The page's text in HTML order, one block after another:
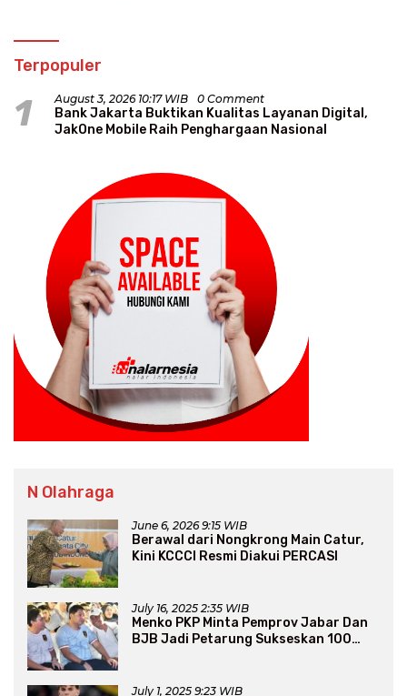
Terpopuler
1 August 3, 2026 10:17 WIB 0 Comment
Bank Jakarta Buktikan Kualitas Layanan Digital,
JakOne Mobile Raih Penghargaan Nasional
N Olahraga
June 6, 2026 9:15 WIB
Berawal dari Nongkrong Main Catur,
Kini KCCCI Resmi Diakui PERCASI
July 16, 2025 2:35 WIB
Menko PKP Minta Pemprov Jabar Dan
BJB Jadi Petarung Sukseskan 100
July 1, 2025 9:23 WIB